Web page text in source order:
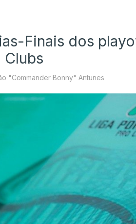
Finais dos
Clubs
"Commander Bonny" Antunes